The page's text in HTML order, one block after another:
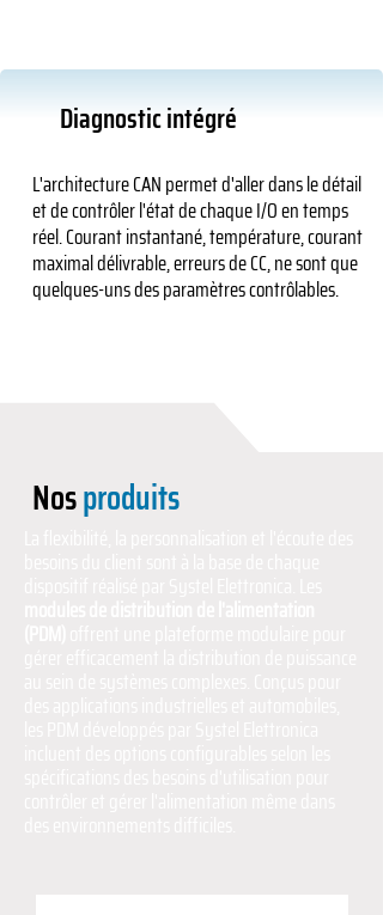
Diagnostic intégré
L'architecture CAN permet d'aller dans le détail
et de contrôler l'état de chaque I/O en temps
réel. Courant instantané, température, courant
maximal délivrable, erreurs de CC, ne sont que
quelques-uns des paramètres contrôlables.
Nosproduits